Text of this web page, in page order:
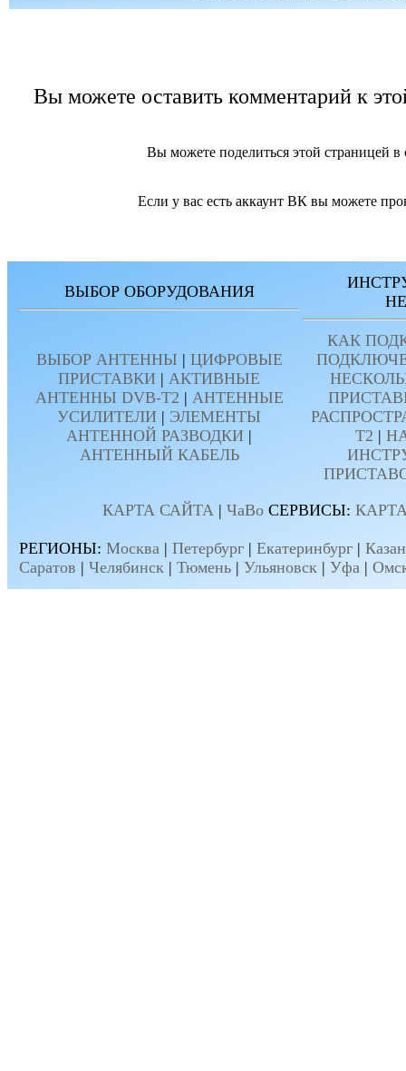
Вы можете оставить комментарий к
Вы можете поделиться этой страницей
Если у вас есть аккаунт ВК вы можете
ВЫБОР ОБОРУДОВАНИЯ
ВЫБОР АНТЕННЫ | ЦИФРОВЫЕ
ПРИСТАВКИ | АКТИВНЫЕ
АНТЕННЫ DVB-T2 | АНТЕННЫЕ
УСИЛИТЕЛИ | ЭЛЕМЕНТЫ
АНТЕННОЙ РАЗВОДКИ |
АНТЕННЫЙ КАБЕЛЬ
КАК
T2 |
КАРТА САЙТА | ЧаВо СЕРВИСЫ:
РЕГИОНЫ: Москва | Петербург | Екатеринбург |
Саратов | Челябинск | Тюмень | Ульяновск | Уфа |